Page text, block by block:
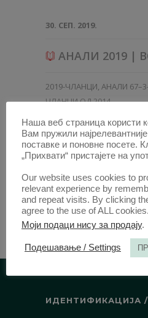
30. СЕП. 2019.
АНАЛИ 2019 |
2019-ЧЛАНЦИ, АНАЛИ
ЧЛАНЦИ ОД 2014
ИДЕНТИФИКАЦИЈА /
Наша веб страница користи
Вам пружили
поставке и поновне посете.
„Прихвати“ пристајете на
Our website uses cookies to
relevant experience by
and repeat visits. By clicking
agree to the use of ALL cookies.
Моји подаци нису за продају.
Подешавање / Settings